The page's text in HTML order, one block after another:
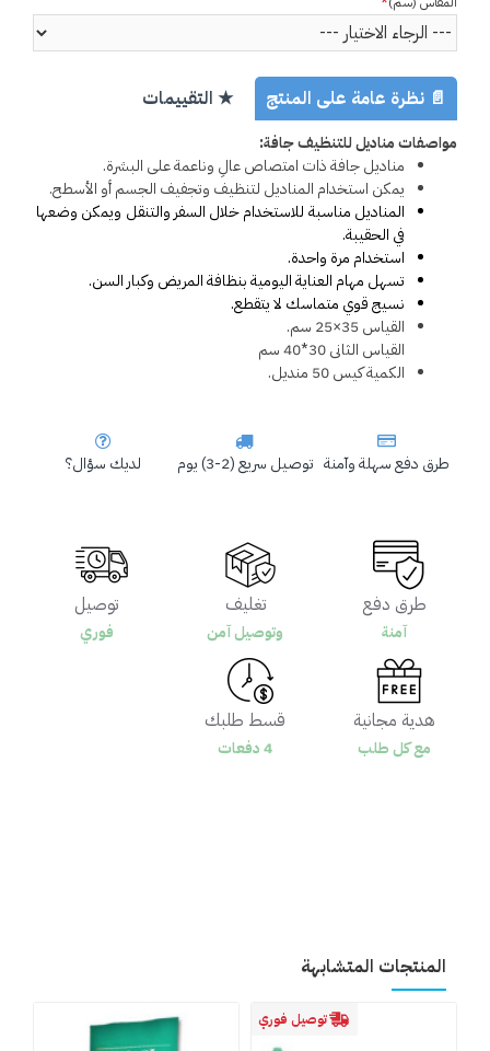
طرق دفع سهلة وآمنة توصيل سريع (2-3) يوم لديك سؤال؟
📄 نظرة عامة على المنتج ★ التقييمات
مواصفات مناديل للتنظيف جافة:
مناديل جافة ذات امتصاص عالٍ وناعمة على البشرة.
يمكن استخدام المناديل لتنظيف وتجفيف الجسم أو الأسطح.
في الحقيبة.
استخدام مرة واحدة.
تسهل مهام العناية اليومية بنظافة المريض وكبار السن.
نسيج قوي متماسك لا يتقطع.
القياس 35×25 سم.
القياس الثانى 30*40 سم
الكمية كيس 50 منديل.
طرق دفع
آمنة
تغليف
وتوصيل آمن
توصيل
فوري
هدية مجانية
مع كل طلب
قسط طلبك
4 دفعات
المنتجات المتشابهة
توصيل فوري